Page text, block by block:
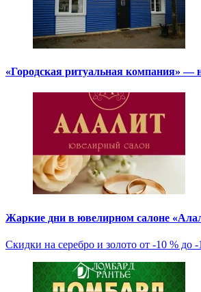
«Городская ритуальная компания»
Жаркие дни в ювелирном салоне
Скидки на серебро и золото от -10 % до